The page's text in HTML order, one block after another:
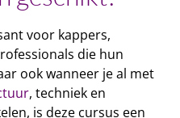
voor kappers,
die hun
ook wanneer je al met
, techniek en
is deze cursus een